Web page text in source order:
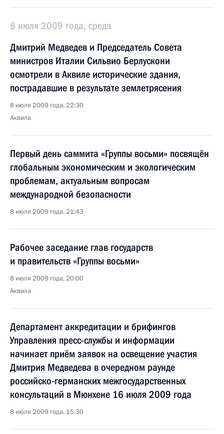
8 июля 2009 года, среда
Дмитрий Медведев и Председатель Совета
министров Италии Сильвио Берлускони
осмотрели в Аквиле исторические здания,
пострадавшие в результате землетрясения
8 июля 2009 года, 22:30
Аквила
Первый день саммита «Группы восьми» посвящён
глобальным экономическим и экологическим
проблемам, актуальным вопросам
международной безопасности
8 июля 2009 года, 21:43
Рабочее заседание глав государств
и правительств «Группы восьми»
8 июля 2009 года, 20:00
Аквила
Департамент аккредитации и брифингов
Управления пресс-службы и информации
начинает приём заявок на освещение участия
Дмитрия Медведева в очередном раунде
российско-германских межгосударственных
консультаций в Мюнхене 16 июля 2009 года
8 июля 2009 года, 15:30